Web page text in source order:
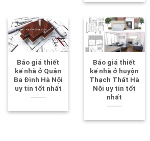
Báo giá thiết
kế nhà ở Quận
Ba Đình Hà Nội
uy tín tốt nhất
Báo giá thiết
kế nhà ở huyện
Thạch Thất Hà
Nội uy tín tốt
nhất